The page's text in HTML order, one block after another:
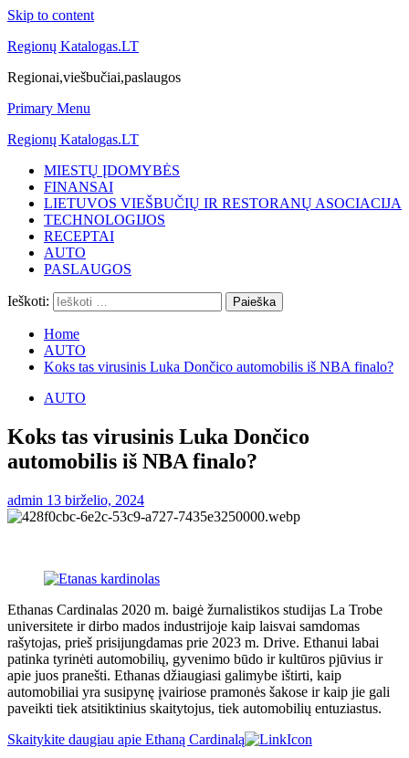
Skip to content
Regionų Katalogas.LT
Regionai,viešbučiai,paslaugos
Primary Menu
Regionų Katalogas.LT
MIESTŲ ĮDOMYBĖS
FINANSAI
LIETUVOS VIEŠBUČIŲ IR RESTORANŲ ASOCIACIJA
TECHNOLOGIJOS
RECEPTAI
AUTO
PASLAUGOS
Ieškoti:
Home
AUTO
Koks tas virusinis Luka Dončico automobilis iš NBA finalo?
AUTO
Koks tas virusinis Luka Dončico
automobilis iš NBA finalo?
admin 13 birželio, 2024
Ethanas Cardinalas 2020 m. baigė žurnalistikos studijas La Trobe
universitete ir dirbo mados industrijoje kaip laisvai samdomas
rašytojas, prieš prisijungdamas prie 2023 m. Drive. Ethanui labai
patinka tyrinėti automobilių, gyvenimo būdo ir kultūros pjūvius ir
apie juos pranešti. Ethanas džiaugiasi galimybe ištirti, kaip
automobiliai yra susipynę įvairiose pramonės šakose ir kaip jie gali
paveikti tiek atsitiktinius skaitytojus, tiek automobilių entuziastus.
Skaitykite daugiau apie Ethaną Cardinalą